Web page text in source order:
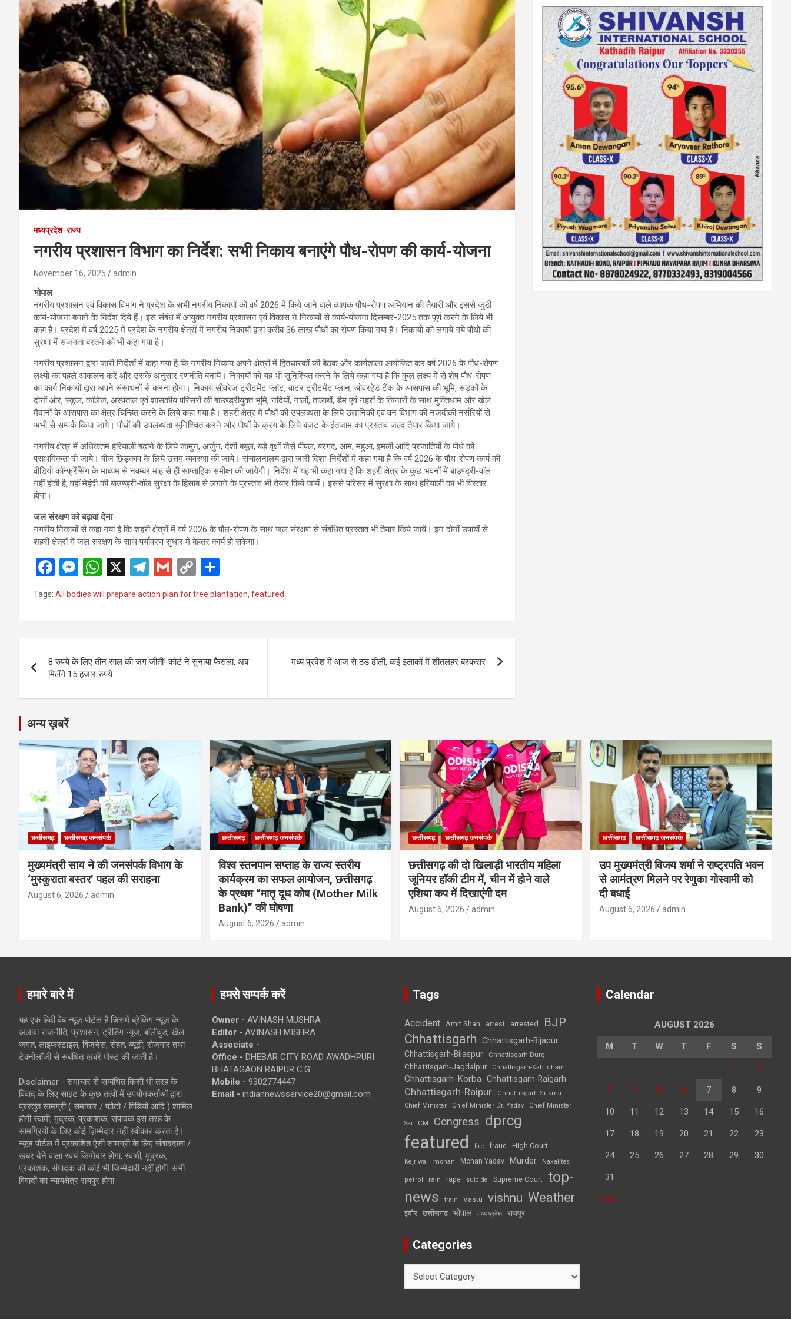
मध्यप्रदेश राज्य
नगरीय प्रशासन विभाग का निर्देश: सभी निकाय बनाएंगे पौध-रोपण की कार्य-योजना
November 16, 2025 admin
भोपाल
नगरीय प्रशासन एवं विकास विभाग ने प्रदेश के सभी नगरीय निकायों को वर्ष 2026 में किये जाने वाले व्यापक पौध-रोपण अभियान की तैयारी और इससे जुड़ी
कार्य-योजना बनाने के निर्देश दिये हैं। इस संबंध में आयुक्त नगरीय प्रशासन एवं विकास ने निकायों से कार्य-योजना दिसम्बर-2025 तक पूर्ण करने के लिये भी
कहा है। प्रदेश में वर्ष 2025 में प्रदेश के नगरीय क्षेत्रों में नगरीय निकायों द्वारा करीब 36 लाख पौधों का रोपण किया गया है। निकायों को लगाये गये पौधों की
सुरक्षा में सजगता बरतने को भी कहा गया है।
नगरीय प्रशासन द्वारा जारी निर्देशों में कहा गया है कि नगरीय निकाय अपने क्षेत्रों में हितधारकों की बैठक और कार्यशाला आयोजित कर वर्ष 2026 के पौध-रोपण
लक्ष्यों का पहले आकलन करें और उसके अनुसार रणनीति बनायें। निकायों को यह भी सुनिश्चित करने के लिये कहा गया है कि कुल लक्ष्य में से शेष पौध-रोपण
का कार्य निकायों द्वारा अपने संसाधनों से करना होगा। निकाय सीवरेज ट्रीटमेंट प्लांट, वाटर ट्रीटमेंट प्लान, ओवरहेड टैंक के आसपास की भूमि, सड़कों के
दोनों ओर, स्कूल, कॉलेज, अस्पताल एवं शासकीय परिसरों की बाउण्ड्रीयुक्त भूमि, नदियों, नालों, तालाबों, डैम एवं नहरों के किनारों के साथ मुक्तिधाम और खेल
मैदानों के आसपास का क्षेत्र चिन्हित करने के लिये कहा गया है। शहरी क्षेत्र में पौधों की उपलब्धता के लिये उद्यानिकी एवं वन विभाग की नजदीकी नर्सरियों से
अभी से सम्पर्क किया जाये। पौधों की उपलब्धता सुनिश्चित करने और पौधों के क्रय के लिये बजट के इंतजाम का प्रस्ताव जल्द तैयार किया जाये।
नगरीय क्षेत्र में अधिकतम हरियाली बढ़ाने के लिये जामुन, अर्जुन, देशी बबूल, बड़े वृक्षों जैसे पीपल, बरगद, आम, महुआ, इमली आदि प्रजातियों के पौधे को
प्राथमिकता दी जाये। बीज छिड़काव के लिये उत्तम व्यवस्था की जाये। संचालनालय द्वारा जारी दिशा-निर्देशों में कहा गया है कि वर्ष 2026 के पौध-रोपण कार्य की
वीडियो कॉन्फ्रेंसिंग के माध्यम से नवम्बर माह से ही साप्ताहिक समीक्षा की जायेगी। निर्देश में यह भी कहा गया है कि शहरी क्षेत्र के कुछ भवनों में बाउण्ड्री-वॉल
नहीं होती है, वहाँ मेहंदी की बाउण्ड्री-वॉल सुरक्षा के हिसाब से लगाने के प्रस्ताव भी तैयार किये जायें। इससे परिसर में सुरक्षा के साथ हरियाली का भी विस्तार
होगा।
जल संरक्षण को बढ़ावा देना
नगरीय निकायों से कहा गया है कि शहरी क्षेत्रों में वर्ष 2026 के पौध-रोपण के साथ जल संरक्षण से संबंधित प्रस्ताव भी तैयार किये जायें। इन दोनों उपायों से
शहरी क्षेत्रों में जल संरक्षण के साथ पर्यावरण सुधार में बेहतर कार्य हो सकेगा।
F
a
b
o
k
M
es
n
er
W
h
at
s
p
p
X
T
el
gr
m
G
m
C
py
Li
k
h
e
Tags: All bodies will prepare action plan for tree plantation, featured
navigation
8 रुपये के लिए तीन साल की जंग जीती! कोर्ट ने सुनाया फैसला, अब
मिलेंगे 15 हजार रुपये
मध्य प्रदेश में आज से ठंड ढीली, कई इलाकों में शीतलहर बरकरार
अन्य ख़बरें
छत्तीसगढ़ छत्तीसगढ़ जनसंपर्क
मुख्यमंत्री साय ने की जनसंपर्क विभाग के
‘मुस्कुराता बस्तर’ पहल की सराहना
August 6, 2026 admin
छत्तीसगढ़ छत्तीसगढ़ जनसंपर्क
विश्व स्तनपान सप्ताह के राज्य स्तरीय
कार्यक्रम का सफल आयोजन, छत्तीसगढ़
के प्रथम “मातृ दूध कोष (Mother Milk
Bank)” की घोषणा
August 6, 2026 admin
छत्तीसगढ़ छत्तीसगढ़ जनसंपर्क
छत्तीसगढ़ की दो खिलाड़ी भारतीय महिला
जूनियर हॉकी टीम में, चीन में होने वाले
एशिया कप में दिखाएंगी दम
August 6, 2026 admin
छत्तीसगढ़ छत्तीसगढ़ जनसंपर्क
उप मुख्यमंत्री विजय शर्मा ने राष्ट्रपति भवन
से आमंत्रण मिलने पर रेणुका गोस्वामी को
दी बधाई
August 6, 2026 admin
हमारे बारे में
यह एक हिंदी वेब न्यूज़ पोर्टल है जिसमें ब्रेकिंग न्यूज़ के
अलावा राजनीति, प्रशासन, ट्रेंडिंग न्यूज, बॉलीवुड, खेल
जगत, लाइफस्टाइल, बिजनेस, सेहत, ब्यूटी, रोजगार तथा
टेक्नोलॉजी से संबंधित खबरें पोस्ट की जाती है।
Disclaimer - समाचार से सम्बंधित किसी भी तरह के
विवाद के लिए साइट के कुछ तत्वों में उपयोगकर्ताओं द्वारा
प्रस्तुत सामग्री ( समाचार / फोटो / विडियो आदि ) शामिल
होगी स्वामी, मुद्रक, प्रकाशक, संपादक इस तरह के
सामग्रियों के लिए कोई ज़िम्मेदार नहीं स्वीकार करता है।
न्यूज़ पोर्टल में प्रकाशित ऐसी सामग्री के लिए संवाददाता /
खबर देने वाला स्वयं जिम्मेदार होगा, स्वामी, मुद्रक,
प्रकाशक, संपादक की कोई भी जिम्मेदारी नहीं होगी. सभी
विवादों का न्यायक्षेत्र रायपुर होगा
हमसे सम्पर्क करें
Owner - AVINASH MUSHRA
Editor - AVINASH MISHRA
Associate -
Office - DHEBAR CITY ROAD AWADHPURI
BHATAGAON RAIPUR C.G.
Mobile - 9302774447
Email - indiannewsservice20@gmail.com
Tags
Accident Amit Shah arrest arrested BJP
Chhattisgarh
Chhattisgarh-Bijapur
Chhattisgarh-Bilaspur
Chhattisgarh-Durg
Chhattisgarh-Jagdalpur Chhattisgarh-Kabirdham
Chhattisgarh-Korba Chhattisgarh-Raigarh
Chhattisgarh-Raipur
Chhattisgarh-Sukma
Chief Minister
Chief Minister Dr. Yadav Chief Minister
Sai CM Congress dprcg
featured fire fraud High Court
Kejriwal mohan Mohan Yadav Murder Naxalites
petrol rain rape suicide Supreme Court top-
news
train Vastu vishnu Weather
इंदौर छत्तीसगढ़ भोपाल मध्य प्रदेश रायपुर
Categories
Calendar
AUGUST 2026
M T W T F S S
1 2
3 4 5 6 7 8 9
10 11 12 13 14 15 16
17 18 19 20 21 22 23
24 25 26 27 28 29 30
31
« Jul